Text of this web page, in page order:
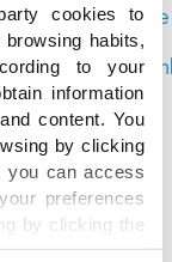
cookies to
habits,
to your
information
content. You
by clicking
you can access
preferences
by clicking the
you can visit
octubre
2021
2021
agosto
2021
julio
2021
junio
2021